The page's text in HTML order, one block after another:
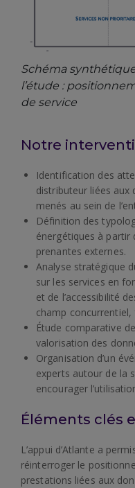
Schéma
l’étude :
de service
Notre
Identification des
distributeur liées aux
menés au sein de
Définition des
énergétiques à partir
prenantes externes.
Analyse stratégique
sur les services en
et de l’accessibilité
champ
Étude comparative
valorisation des
Organisation d’un
experts autour de la
encourager
Éléments clés
L’appui d’Atlante a
réinterroger le
prestations liées aux